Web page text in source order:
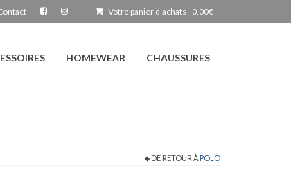
Votre panier d'achats - 0,00€
HOMEWEAR CHAUSSURES
DE RETOUR À POLO